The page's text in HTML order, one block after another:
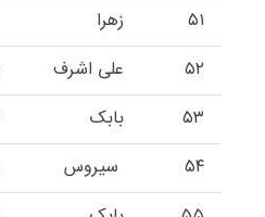
۵۱
زهرا
۵۲
علی اشرف
۵۳
بابک
۵۴
سیروس